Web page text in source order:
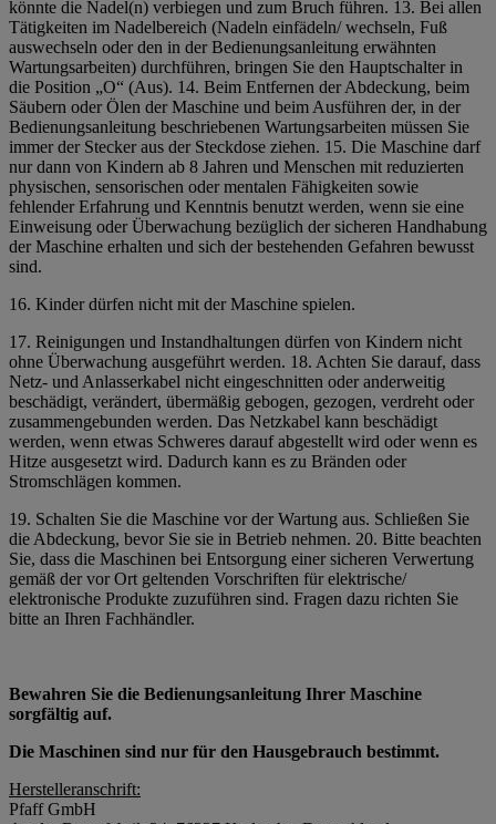
könnte die Nadel(n) verbiegen und zum Bruch führen. 13. Bei allen
Tätigkeiten im Nadelbereich (Nadeln einfädeln/ wechseln, Fuß
auswechseln oder den in derBedienungsanleitung erwähnten
Wartungsarbeiten) durchführen, bringen Sie den Hauptschalter in
die Position „O“ (Aus). 14. Beim Entfernen der Abdeckung, beim
Säubern oder Ölen der Maschine und beim Ausführen der, in der
Bedienungsanleitung beschriebenen Wartungsarbeiten müssen Sie
immer der Stecker aus der Steckdose ziehen. 15. Die Maschine darf
nur dann von Kindern ab 8 Jahren und Menschen mit reduzierten
physischen, sensorischen oder mentalen Fähigkeiten sowie
fehlender Erfahrung und Kenntnis benutzt werden, wenn sie eine
Einweisung oder Überwachung bezüglich der sicheren Handhabung
der Maschine erhalten und sich der bestehenden Gefahren bewusst
sind.
16. Kinder dürfen nicht mit der Maschine spielen.
17. Reinigungen und Instandhaltungen dürfen von Kindern nicht
ohne Überwachung ausgeführt werden. 18. Achten Sie darauf, dass
Netz- und Anlasserkabel nicht eingeschnitten oder anderweitig
beschädigt, verändert, übermäßig gebogen, gezogen, verdreht oder
zusammengebunden werden. Das Netzkabel kann beschädigt
werden, wenn etwas Schweres darauf abgestellt wird oder wenn es
Hitze ausgesetzt wird. Dadurch kann es zu Bränden oder
Stromschlägen kommen.
19. Schalten Sie die Maschine vor der Wartung aus. Schließen Sie
die Abdeckung, bevor Sie sie in Betrieb nehmen. 20. Bitte beachten
Sie, dass die Maschinen bei Entsorgung einer sicheren Verwertung
gemäß der vor Ort geltenden Vorschriften für elektrische/
elektronische Produkte zuzuführen sind. Fragen dazu richten Sie
bitte an Ihren Fachhändler.
Bewahren Sie die Bedienungsanleitung Ihrer Maschine
sorgfältig auf.
Die Maschinen sind nur für den Hausgebrauch bestimmt.
Herstelleranschrift:
Pfaff GmbH